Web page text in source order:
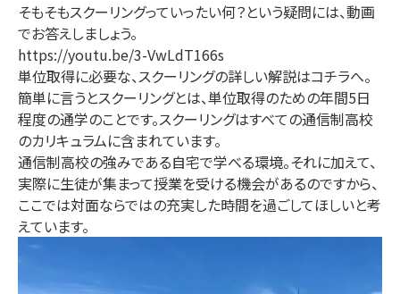
そもそもスクーリングっていったい何？という疑問には、動画
でお答えしましょう。
https://youtu.be/3-VwLdT166s
単位取得に必要な、スクーリングの詳しい解説はコチラへ。
簡単に言うとスクーリングとは、単位取得のための年間5日
程度の通学のことです。スクーリングはすべての通信制高校
のカリキュラムに含まれています。
通信制高校の強みである自宅で学べる環境。それに加えて、
実際に生徒が集まって授業を受ける機会があるのですから、
ここでは対面ならではの充実した時間を過ごしてほしいと考
えています。